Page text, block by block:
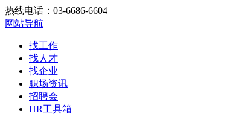
热线电话：03-6686-6604
网站导航
找工作
找人才
找企业
职场资讯
招聘会
HR工具箱